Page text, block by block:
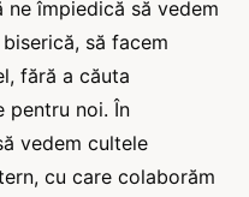
împiedică să vedem
să facem
fără a căuta
pentru noi. În
vedem cultele
cu care colaborăm